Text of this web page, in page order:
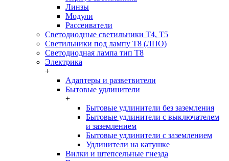
Линзы
Модули
Рассеиватели
Светодиодные светильники T4, T5
Светильники под лампу Т8 (ЛПО)
Светодиодная лампа тип T8
Электрика
+
Адаптеры и разветвители
Бытовые удлинители
+
Бытовые удлинители без заземления
Бытовые удлинители с выключателем
и заземлением
Бытовые удлинители с заземлением
Удлинители на катушке
Вилки и штепсельные гнезда